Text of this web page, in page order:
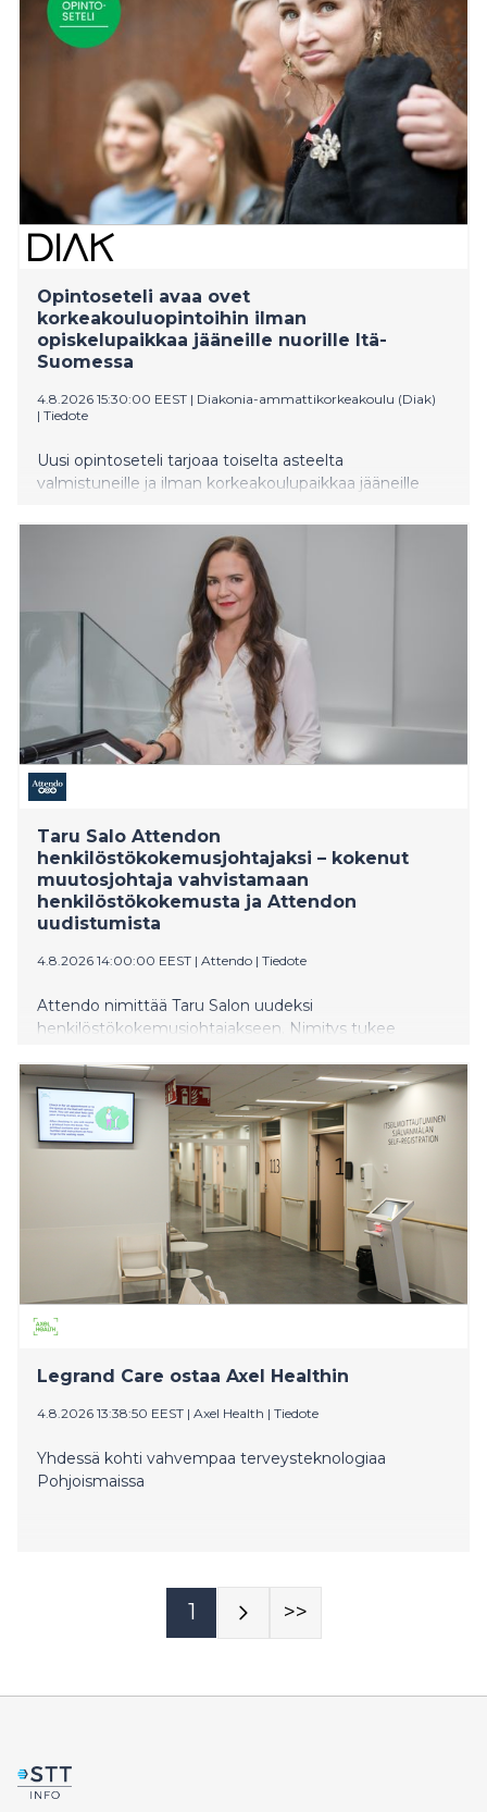
Opintoseteli otetaan valtakunnallisesti käyttöön
huomenna 5.8.2026.
Opintoseteli avaa ovet
korkeakouluopintoihin ilman
opiskelupaikkaa jääneille nuorille Itä-
Suomessa
4.8.2026 15:30:00 EEST | Diakonia-ammattikorkeakoulu (Diak)
| Tiedote
Uusi opintoseteli tarjoaa toiselta asteelta
valmistuneille ja ilman korkeakoulupaikkaa jääneille
avoimia korkeakouluopintoja täysin maksutta.
Opintoseteli otetaan valtakunnallisesti käyttöön
Taru Salo Attendon
henkilöstökokemusjohtajaksi – kokenut
muutosjohtaja vahvistamaan
henkilöstökokemusta ja Attendon
uudistumista
4.8.2026 14:00:00 EEST | Attendo | Tiedote
Attendo nimittää Taru Salon uudeksi
henkilöstökokemusjohtajakseen. Nimitys tukee
henkilöstökokemukseen, johtamiseen ja henkilöstön
hyvinvointiin tilanteessa, jossa teknologia, tekoäly ja
muuttuva työelämä uudistavat työn tekemisen tapoja.
Samalla kilpailu hoiva-alan osaavasta työvoimasta
Legrand Care ostaa Axel Healthin
4.8.2026 13:38:50 EEST | Axel Health | Tiedote
Yhdessä kohti vahvempaa terveysteknologiaa
Pohjoismaissa
1 >>